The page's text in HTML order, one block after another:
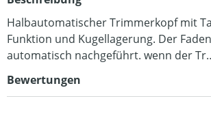
Halbautomatischer Trimmerkopf mit
Funktion und Kugellagerung. Der
automatisch nachgeführt. wenn der
Bewertungen